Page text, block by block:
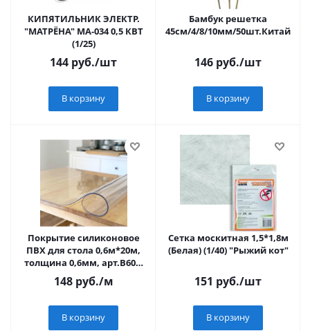
КИПЯТИЛЬНИК ЭЛЕКТР.
"МАТРЁНА" МА-034 0,5 КВТ
(1/25)
144 руб./шт
В корзину
Бамбук решетка
45см/4/8/10мм/50шт.Китай
146 руб./шт
В корзину
Покрытие силиконовое
ПВХ для стола 0,6м*20м,
толщина 0,6мм, арт.B600-
H0.6mm
148руб./м
В корзину
Сетка москитная 1,5*1,8м
(Белая) (1/40) "Рыжий кот"
151 руб./шт
В корзину